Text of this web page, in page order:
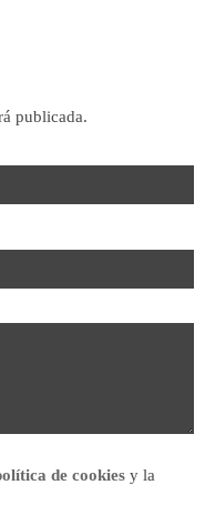
publicada.
de cookies y la